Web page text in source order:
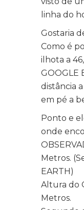
linha do
Gostaria
Como é
ilhota a
GOOGLE
distância
em pé a
Ponto e
onde
Metros.
EARTH)
Altura do
Metros.